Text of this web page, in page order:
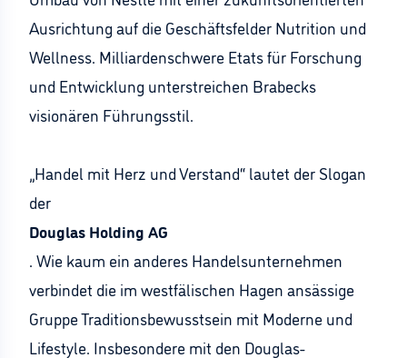
Ausrichtung auf die Geschäftsfelder Nutrition und
Wellness. Milliardenschwere Etats für Forschung
und Entwicklung unterstreichen Brabecks
visionären Führungsstil.
„Handel mit Herz und Verstand“ lautet der Slogan
der
Douglas Holding AG
. Wie kaum ein anderes Handelsunternehmen
verbindet die im westfälischen Hagen ansässige
Gruppe Traditionsbewusstsein mit Moderne und
Lifestyle. Insbesondere mit den Douglas-